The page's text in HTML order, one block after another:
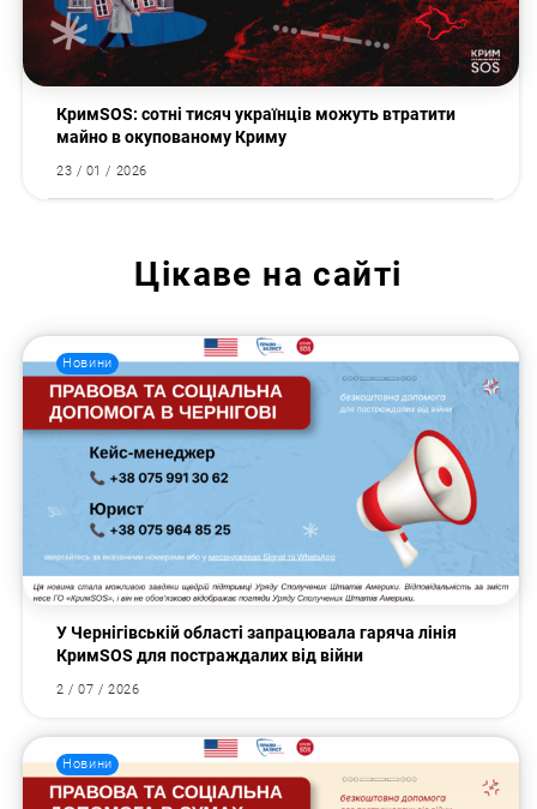
КримSOS: сотні тисяч українців можуть втратити
майно в окупованому Криму
23 / 01 / 2026
Цікаве на сайті
Новини
У Чернігівській області запрацювала гаряча лінія
КримSOS для постраждалих від війни
2 / 07 / 2026
Новини